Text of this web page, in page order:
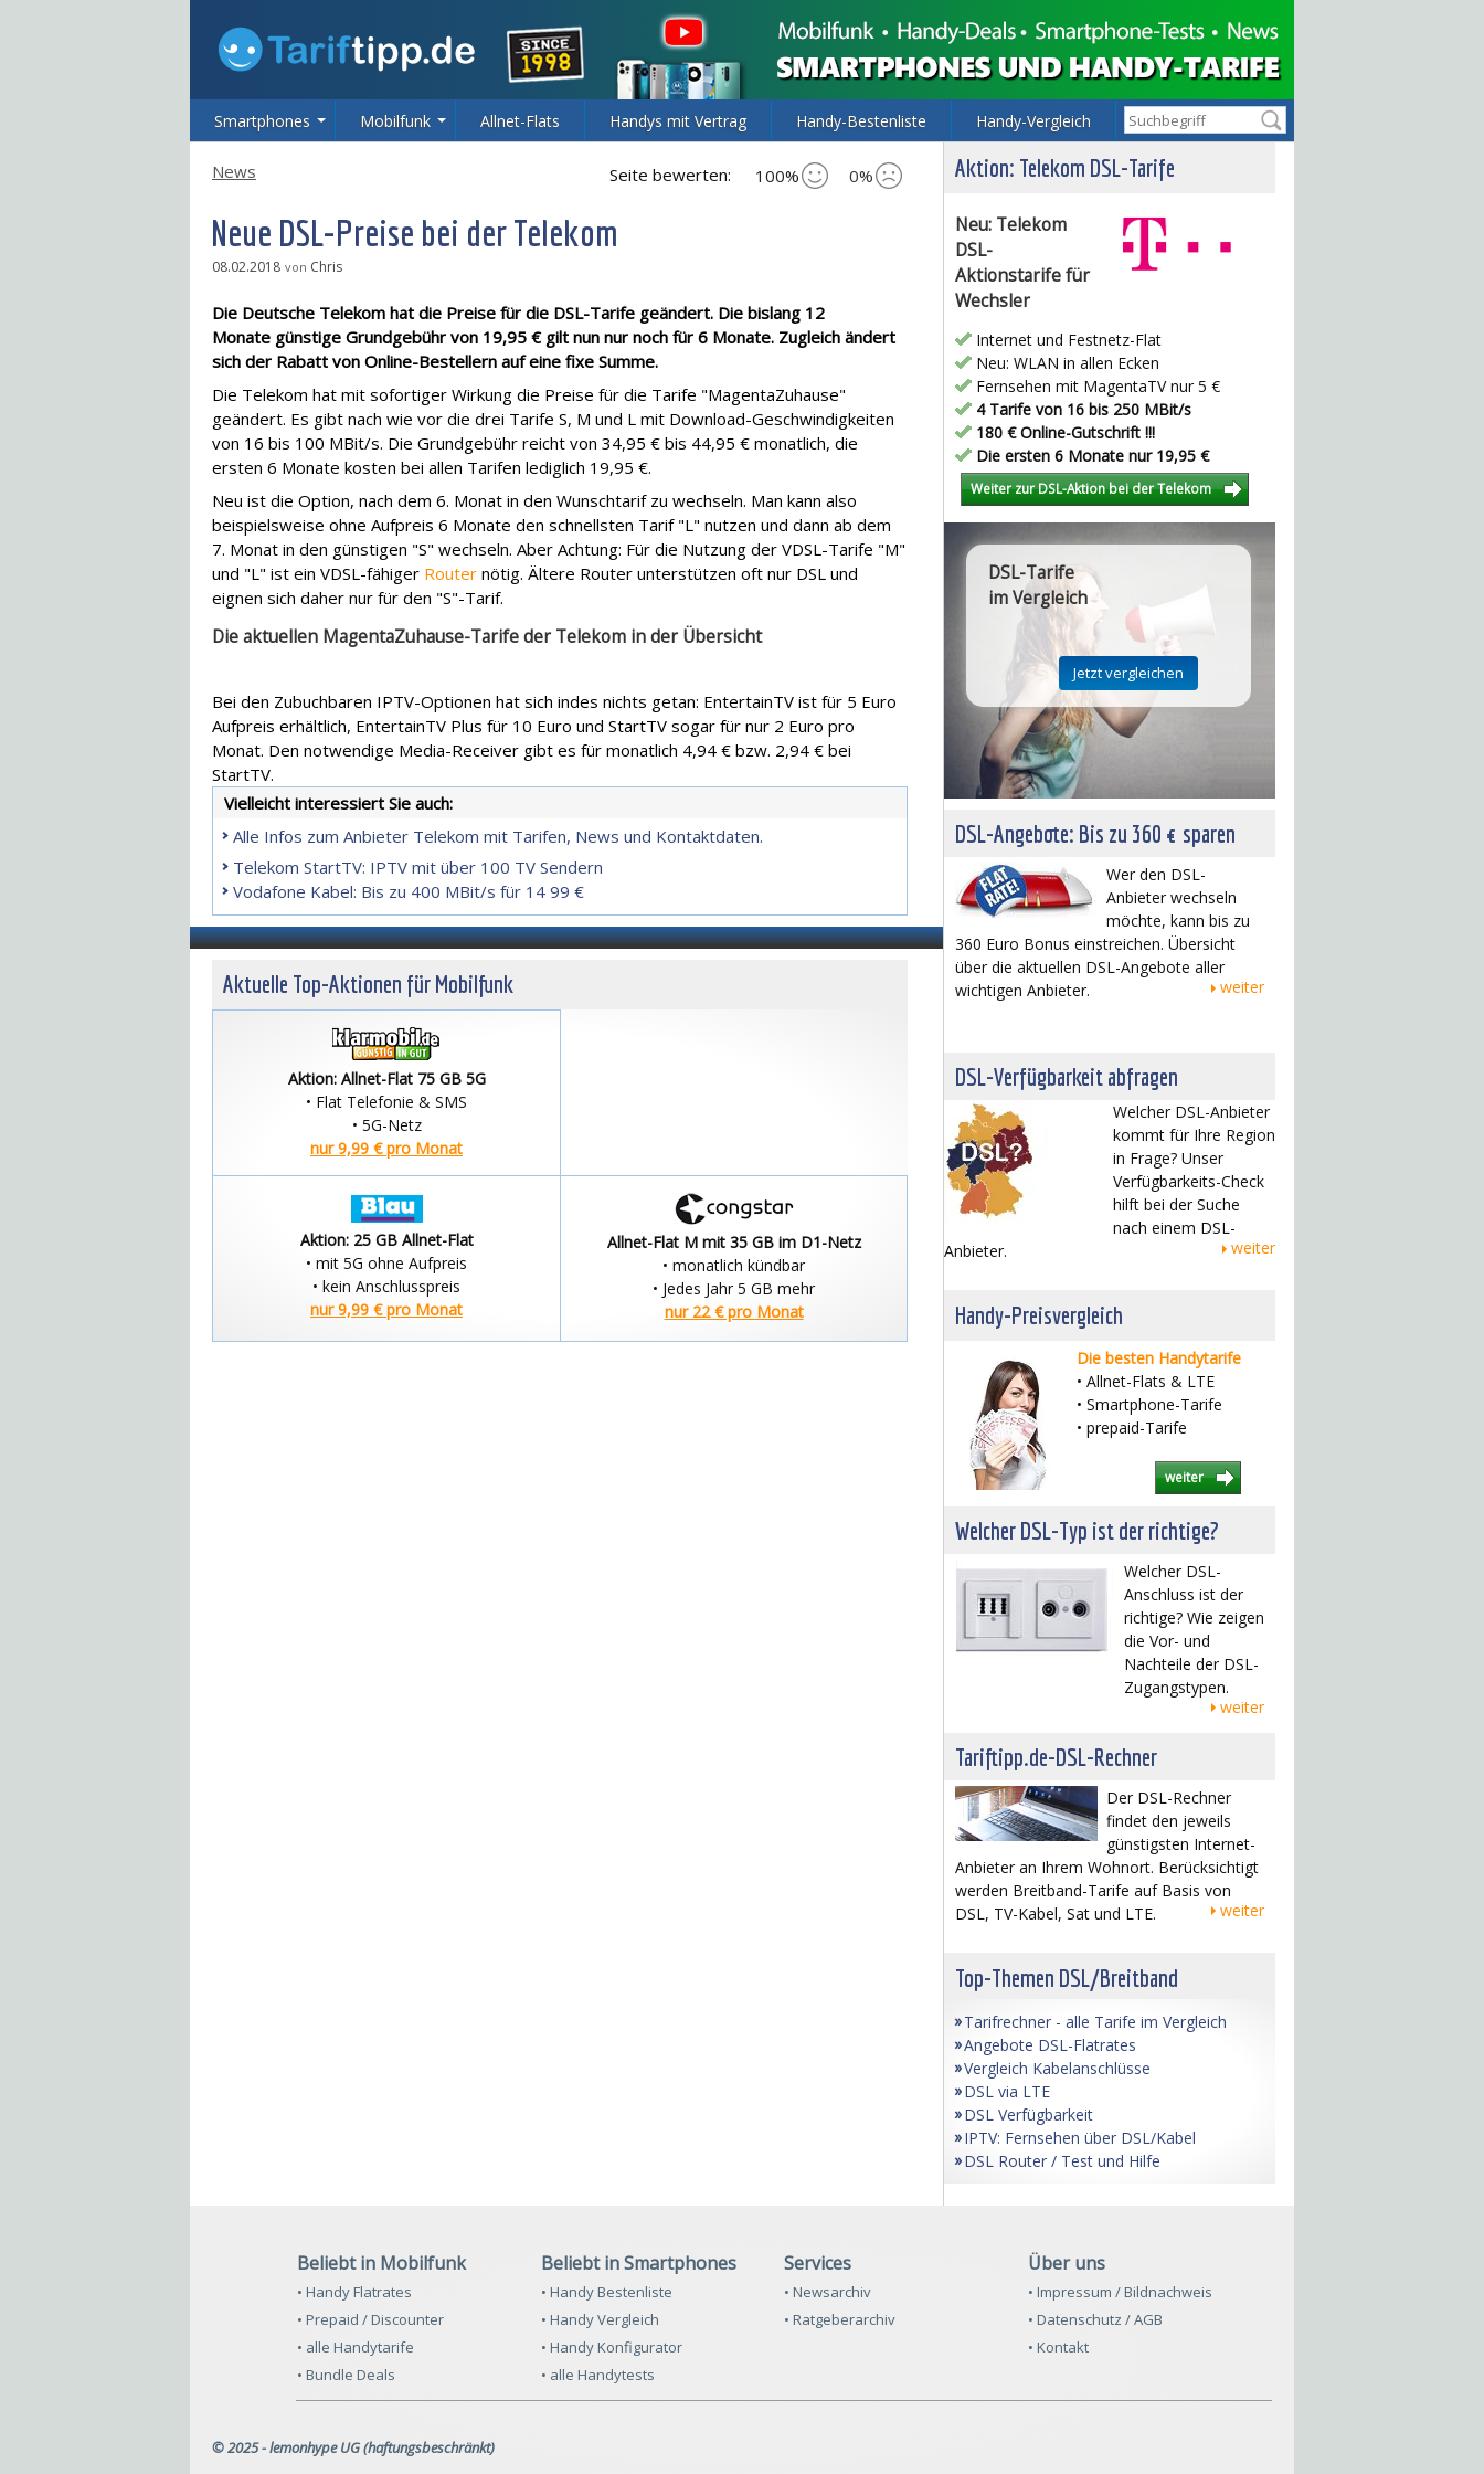
Smartphones Mobilfunk Allnet-Flats Handys mit Vertrag Handy-Bestenliste Handy-Vergleich
Seite bewerten: 100% 0%
News
Neue DSL-Preise bei der Telekom
08.02.2018 von Chris
Die Deutsche Telekom hat die Preise für die DSL-Tarife geändert. Die bislang 12
Monate günstige Grundgebühr von 19,95 € gilt nun nur noch für 6 Monate. Zugleich ändert
sich der Rabatt von Online-Bestellern auf eine fixe Summe.
Die Telekom hat mit sofortiger Wirkung die Preise für die Tarife "MagentaZuhause"
geändert. Es gibt nach wie vor die drei Tarife S, M und L mit Download-Geschwindigkeiten
von 16 bis 100 MBit/s. Die Grundgebühr reicht von 34,95 € bis 44,95 € monatlich, die
ersten 6 Monate kosten bei allen Tarifen lediglich 19,95 €.
Neu ist die Option, nach dem 6. Monat in den Wunschtarif zu wechseln. Man kann also
beispielsweise ohne Aufpreis 6 Monate den schnellsten Tarif "L" nutzen und dann ab dem
7. Monat in den günstigen "S" wechseln. Aber Achtung: Für die Nutzung der VDSL-Tarife "M"
und "L" ist ein VDSL-fähiger Router nötig. Ältere Router unterstützen oft nur DSL und
eignen sich daher nur für den "S"-Tarif.
Die aktuellen MagentaZuhause-Tarife der Telekom in der Übersicht
Bei den Zubuchbaren IPTV-Optionen hat sich indes nichts getan: EntertainTV ist für 5 Euro
Aufpreis erhältlich, EntertainTV Plus für 10 Euro und StartTV sogar für nur 2 Euro pro
Monat. Den notwendige Media-Receiver gibt es für monatlich 4,94 € bzw. 2,94 € bei
StartTV.
Vielleicht interessiert Sie auch:
Alle Infos zum Anbieter Telekom mit Tarifen, News und Kontaktdaten.
Telekom StartTV: IPTV mit über 100 TV Sendern
Vodafone Kabel: Bis zu 400 MBit/s für 14 99 €
Aktuelle Top-Aktionen für Mobilfunk
Aktion: Allnet-Flat 75 GB 5G
• Flat Telefonie & SMS
• 5G-Netz
nur 9,99 € pro Monat
Aktion: 25 GB Allnet-Flat
• mit 5G ohne Aufpreis
• kein Anschlusspreis
nur 9,99 € pro Monat
Allnet-Flat M mit 35 GB im D1-Netz
• monatlich kündbar
• Jedes Jahr 5 GB mehr
nur 22 € pro Monat
Aktion: Telekom DSL-Tarife
Neu: Telekom
DSL-
Aktionstarife für
Wechsler
Internet und Festnetz-Flat
Neu: WLAN in allen Ecken
Fernsehen mit MagentaTV nur 5 €
4 Tarife von 16 bis 250 MBit/s
180 € Online-Gutschrift !!!
Die ersten 6 Monate nur 19,95 €
Weiter zur DSL-Aktion bei der Telekom
DSL-Tarife
im Vergleich
DSL-Angebote: Bis zu 360 € sparen
Wer den DSL-
Anbieter wechseln
möchte, kann bis zu
360 Euro Bonus einstreichen. Übersicht
über die aktuellen DSL-Angebote aller
wichtigen Anbieter.
weiter
DSL-Verfügbarkeit abfragen
Welcher DSL-Anbieter
kommt für Ihre Region
in Frage? Unser
Verfügbarkeits-Check
hilft bei der Suche
nach einem DSL-
Anbieter.
weiter
Handy-Preisvergleich
Die besten Handytarife
• Allnet-Flats & LTE
• Smartphone-Tarife
• prepaid-Tarife
weiter
Welcher DSL-Typ ist der richtige?
Welcher DSL-
Anschluss ist der
richtige? Wie zeigen
die Vor- und
Nachteile der DSL-
Zugangstypen.
weiter
Tariftipp.de-DSL-Rechner
Der DSL-Rechner
findet den jeweils
günstigsten Internet-
Anbieter an Ihrem Wohnort. Berücksichtigt
werden Breitband-Tarife auf Basis von
DSL, TV-Kabel, Sat und LTE.
weiter
Top-Themen DSL/Breitband
Tarifrechner - alle Tarife im Vergleich
Angebote DSL-Flatrates
Vergleich Kabelanschlüsse
DSL via LTE
DSL Verfügbarkeit
IPTV: Fernsehen über DSL/Kabel
DSL Router / Test und Hilfe
Beliebt in Mobilfunk
• Handy Flatrates
• Prepaid / Discounter
• alle Handytarife
• Bundle Deals
Beliebt in Smartphones
• Handy Bestenliste
• Handy Vergleich
• Handy Konfigurator
• alle Handytests
Services
• Newsarchiv
• Ratgeberarchiv
Über uns
• Impressum / Bildnachweis
• Datenschutz / AGB
• Kontakt
© 2025 - lemonhype UG (haftungsbeschränkt)